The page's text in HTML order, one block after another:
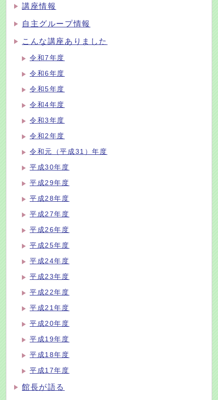
講座情報
自主グループ情報
こんな講座ありました
令和7年度
令和6年度
令和5年度
令和4年度
令和3年度
令和2年度
令和元（平成31）年度
平成30年度
平成29年度
平成28年度
平成27年度
平成26年度
平成25年度
平成24年度
平成23年度
平成22年度
平成21年度
平成20年度
平成19年度
平成18年度
平成17年度
館長が語る